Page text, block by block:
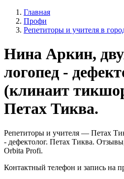
Главная
Профи
Репетиторы и учителя в
Нина Аркин,
логопед -
(клинаит
Петах Тиква.
Репетиторы и учителя — Петах
- дефектолог. Петах Тиква.
Orbita Profi.
Контактный телефон и запись на